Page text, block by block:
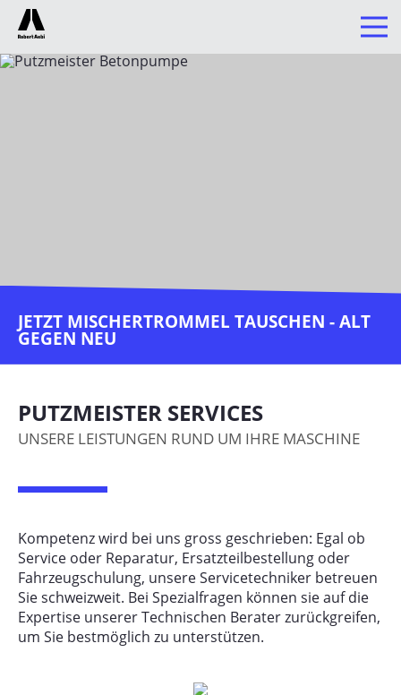
UNTERNEHMEN
Servicevereinbarungen
Finanzierung
Volvo Fahrerclub
Mietservice
Aktuelles
Karriere
JETZT MISCHERTROMMEL TAUSCHEN - ALT
GEGEN NEU
PUTZMEISTER SERVICES
UNSERE LEISTUNGEN RUND UM IHRE MASCHINE
Kompetenz wird bei uns gross geschrieben: Egal ob
Service oder Reparatur, Ersatzteilbestellung oder
Fahrzeugschulung, unsere Servicetechniker betreuen
Sie schweizweit. Bei Spezialfragen können sie auf die
Expertise unserer Technischen Berater zurückgreifen,
um Sie bestmöglich zu unterstützen.